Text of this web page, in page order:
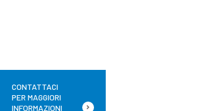
CONTATTACI
PER MAGGIORI
INFORMAZIONI